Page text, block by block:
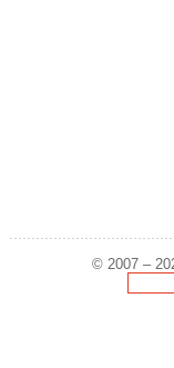
© 2007 –